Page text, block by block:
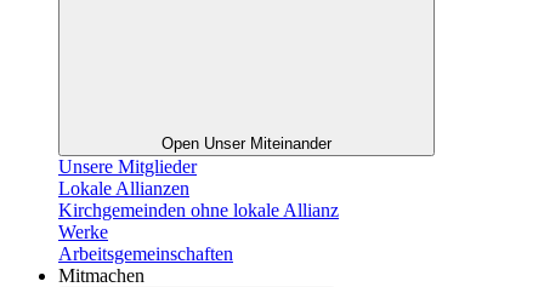
Open Unser Miteinander
Unsere Mitglieder
Lokale Allianzen
Kirchgemeinden ohne lokale Allianz
Werke
Arbeitsgemeinschaften
Mitmachen